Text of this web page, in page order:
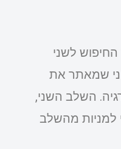
לשני
שמאתר את
השלב השני,
למניות מהשלב